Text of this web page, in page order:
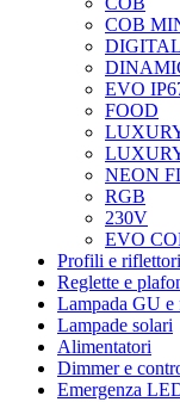
COB
DIGITAL
EVO
FOOD
NEON
RGB
230V
EVO
Profili e riflettori
Reglette e
Lampada GU e
Lampade solari
Alimentatori
Dimmer e
Emergenza